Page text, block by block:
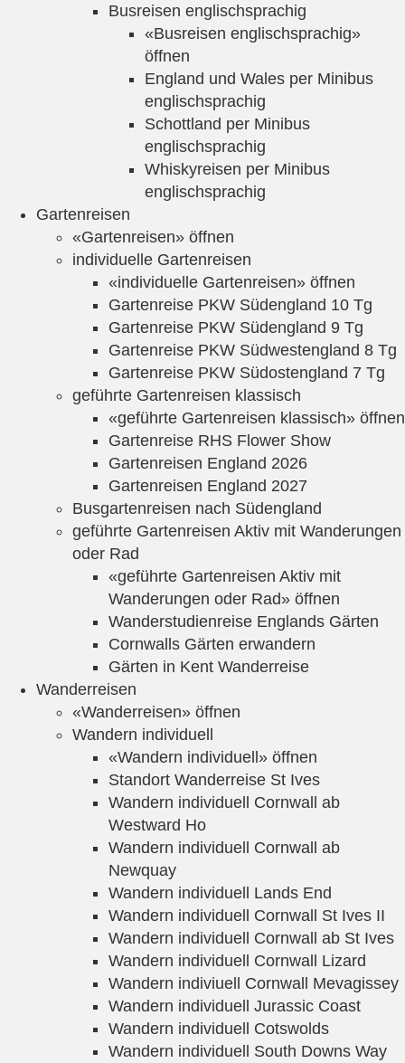
Busreisen englischsprachig
«Busreisen englischsprachig»
öffnen
England und Wales per Minibus
englischsprachig
Schottland per Minibus
englischsprachig
Whiskyreisen per Minibus
englischsprachig
Gartenreisen
«Gartenreisen» öffnen
individuelle Gartenreisen
«individuelle Gartenreisen» öffnen
Gartenreise PKW Südengland 10 Tg
Gartenreise PKW Südengland 9 Tg
Gartenreise PKW Südwestengland 8 Tg
Gartenreise PKW Südostengland 7 Tg
geführte Gartenreisen klassisch
«geführte Gartenreisen klassisch» öffnen
Gartenreise RHS Flower Show
Gartenreisen England 2026
Gartenreisen England 2027
Busgartenreisen nach Südengland
geführte Gartenreisen Aktiv mit Wanderungen
oder Rad
«geführte Gartenreisen Aktiv mit
Wanderungen oder Rad» öffnen
Wanderstudienreise Englands Gärten
Cornwalls Gärten erwandern
Gärten in Kent Wanderreise
Wanderreisen
«Wanderreisen» öffnen
Wandern individuell
«Wandern individuell» öffnen
Standort Wanderreise St Ives
Wandern individuell Cornwall ab
Westward Ho
Wandern individuell Cornwall ab
Newquay
Wandern individuell Lands End
Wandern individuell Cornwall St Ives II
Wandern individuell Cornwall ab St Ives
Wandern individuell Cornwall Lizard
Wandern indiviuell Cornwall Mevagissey
Wandern individuell Jurassic Coast
Wandern individuell Cotswolds
Wandern individuell South Downs Way